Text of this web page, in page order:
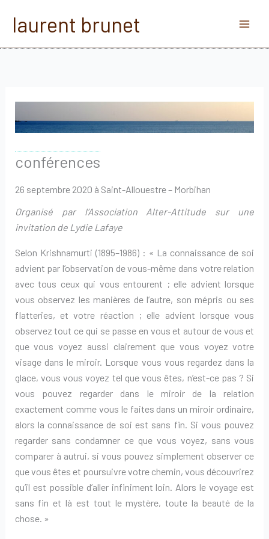
laurent brunet
conférences
26 septembre 2020 à Saint-Allouestre – Morbihan
Organisé par l’Association Alter-Attitude sur une
invitation de Lydie Lafaye
Selon Krishnamurti (1895–1986) : « La connaissance de soi
advient par l’observation de vous-même dans votre relation
avec tous ceux qui vous entourent ; elle advient lorsque
vous observez les manières de l’autre, son mépris ou ses
flatteries, et votre réaction ; elle advient lorsque vous
observez tout ce qui se passe en vous et autour de vous et
que vous voyez aussi clairement que vous voyez votre
visage dans le miroir. Lorsque vous vous regardez dans la
glace, vous vous voyez tel que vous êtes, n’est-ce pas ? Si
vous pouvez regarder dans le miroir de la relation
exactement comme vous le faites dans un miroir ordinaire,
alors la connaissance de soi est sans fin. Si vous pouvez
regarder sans condamner ce que vous voyez, sans vous
comparer à autrui, si vous pouvez simplement observer ce
que vous êtes et poursuivre votre chemin, vous découvrirez
qu’il est possible d’aller infiniment loin. Alors le voyage est
sans fin et là est tout le mystère, toute la beauté de la
chose. »